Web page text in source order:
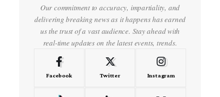
Our commitment to accuracy, impartiality, and
delivering breaking news as it happens has earned
us the trust of a vast audience. Stay ahead with
real-time updates on the latest events, trends.
Facebook Twitter Instagram